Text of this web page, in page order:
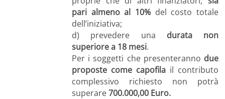
pari almeno al 10% del costo totale
dell’iniziativa;
d) prevedere una durata non
superiore a 18 mesi.
Per i soggetti che presenteranno due
proposte come capofila il contributo
complessivo richiesto non potrà
superare700.000,00 Euro.